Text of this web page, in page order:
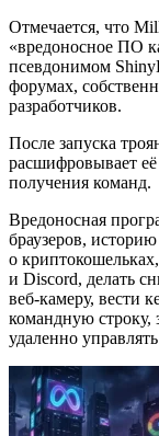
Отмечается, что
«вредоносное ПО
псевдонимом
форумах,
разработчиков.
После запуска
расшифровывает
получения команд.
Вредоносная
браузеров,
о
и Discord, делать
веб-камеру, вести
командную строку,
удаленно